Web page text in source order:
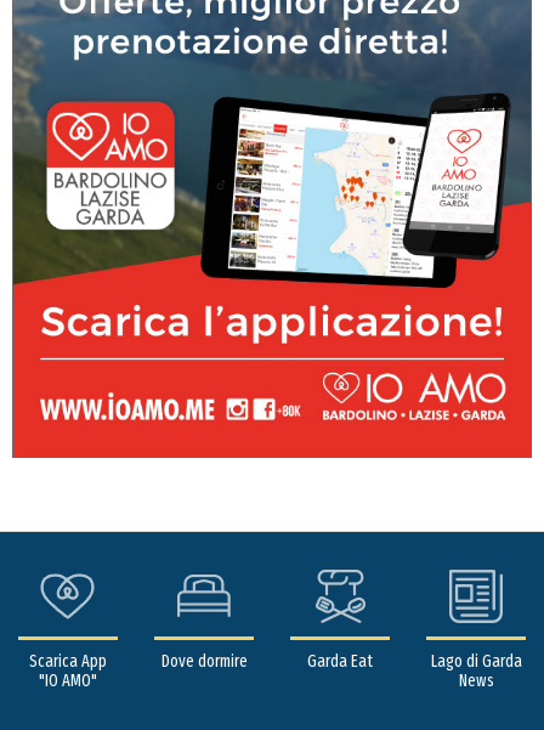
Scarica App
"IO AMO"
Dove dormire Garda Eat
Lago di Garda
News